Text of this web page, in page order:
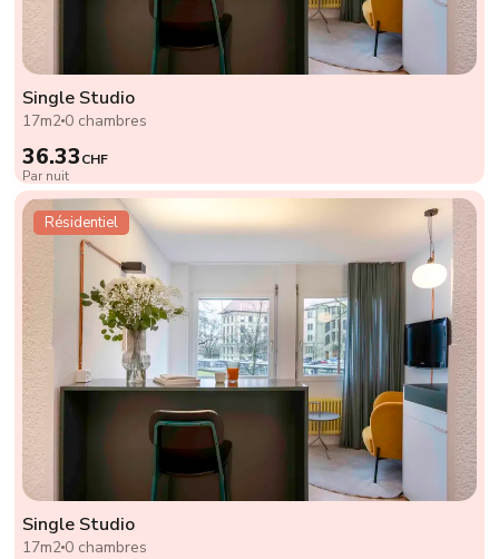
Single Studio
17m2 0 chambres
36.33CHF
Par nuit
Résidentiel
Single Studio
17m2 0 chambres